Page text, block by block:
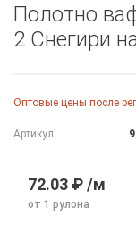
Полотно
2 Снегири
Оптовые цены после
Артикул:
72.03 ₽ /м
от 1 рулона